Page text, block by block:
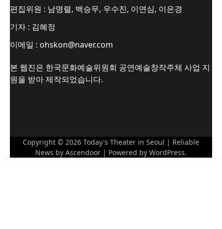
편집위원 : 남명렬, 백승무, 우수진, 이연심, 이은경
기자 : 김혜정
이메일 : ohskon@naver.com
본 웹진은 한국문화예술위원회 공연예술창작주체 사업 지
원을 받아 제작되었습니다.
Copyright © 2026 Today's Theater in Seoul | Reliable
News by Ascendoor | Powered by WordPress.